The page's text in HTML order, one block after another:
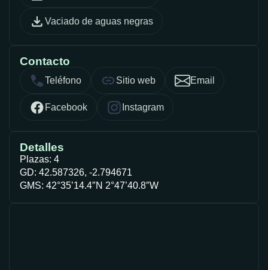
Vaciado de aguas negras
Contacto
Teléfono Sitio web Email
Facebook Instagram
Detalles
Plazas: 4
GD: 42.587326, -2.794671
GMS: 42°35’14.4″N 2°47’40.8″W